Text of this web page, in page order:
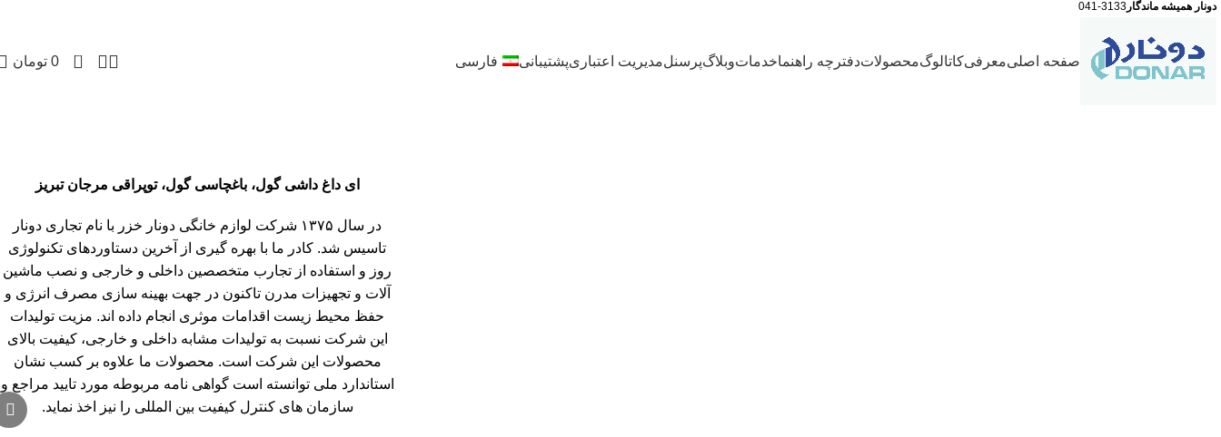
دونار همیشه ماندگار 041-3133
صفحه اصلیمعرفیکاتالوگمحصولاتدفترچه راهنماخدماتوبلاگپرسنلمدیریت اعتباریپشتیبانی فارسی 0
0 تومان
ای داغ داشی گول، باغچاسی گول، توپراقی مرجان تبریز
در سال ۱۳۷۵ شرکت لوازم خانگی دونار خزر با نام تجاری دونار
تاسیس شد. کادر ما با بهره گیری از آخرین دستاوردهای تکنولوژی
روز و استفاده از تجارب متخصصین داخلی و خارجی و نصب ماشین
آلات و تجهیزات مدرن تاکنون در جهت بهینه سازی مصرف انرژی و
حفظ محیط زیست اقدامات موثری انجام داده اند. مزیت تولیدات
این شرکت نسبت به تولیدات مشابه داخلی و خارجی، کیفیت بالای
محصولات این شرکت است. محصولات ما علاوه بر کسب نشان
استاندارد ملی توانسته است گواهی نامه مربوطه مورد تایید مراجع و
سازمان های کنترل کیفیت بین المللی را نیز اخذ نماید.